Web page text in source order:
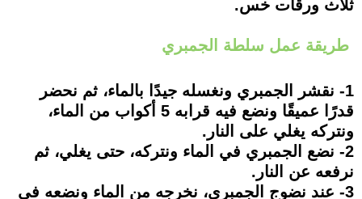
ثلاث ورقات خس.
طريقة عمل سلطة الجمبري
1- نقشر الجمبري ونغسله جيدًا بالماء، ثم نحضر
قدرًا عميقًا ونضع فيه قرابه 5 أكواب من الماء،
ونتركه يغلي على النار.
2- نضع الجمبري في الماء ونتركه، حتى يغلي، ثم
نرفعه عن النار.
3- عند نضوج الجمبري، نخرجه من الماء ونضعه في